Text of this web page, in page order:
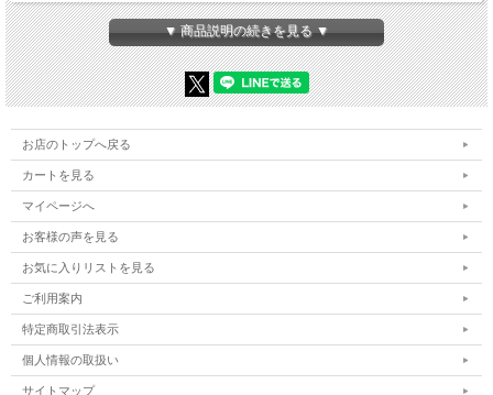
(core-492948)[M便 1/5]
表層(HIGH)と底層(LOW)のレンジに特化！
アクション高速起動と最強波動のハイ＆ロー！
アイアンプレートのハイ＆ローシリーズに、ショアからのシーバスゲームで王道と
レートカットの小サイズ化によって１６ｇのルアーでは最大級の飛距離を出すこと
が可能です。抜群に速いアクションの瞬間立ち上がりで、ボトムをかなりゆっくり
とスローに引くことが出来ます。遠くにある狭いヒットゾーンをしっかりとアクシ
ョンしながらきちんとトレースすることが出来ます。ショアからのシーバスゲーム
で攻略の幅が大きく広がること、間違いないです。
■ FEATURE ■
元祖シーバス専用メタルバイブ、アイアンプレートのテールをカットしたデザイ
ン！ショートボディバージョン！このチューニングによって、シリーズ最高のアク
ション高速起動と最強波動、そして最強フラッシングを実現しました。得意なステ
ージは表層(HIGH)と底層(LOW)のレンジ。季節は夏（高水温期）と冬（低水温
期）が特に高実績です。
■ LURE SPEC ■
LENGTH： 47mm
▼ 商品説明の続きを見る ▼
お店のトップへ戻る
カートを見る
マイページへ
お客様の声を見る
お気に入りリストを見る
ご利用案内
特定商取引法表示
個人情報の取扱い
サイトマップ